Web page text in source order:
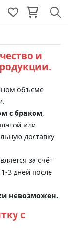
и
объеме
с браком,
или
доставку
за счёт
3 дней после
невозможен.
с